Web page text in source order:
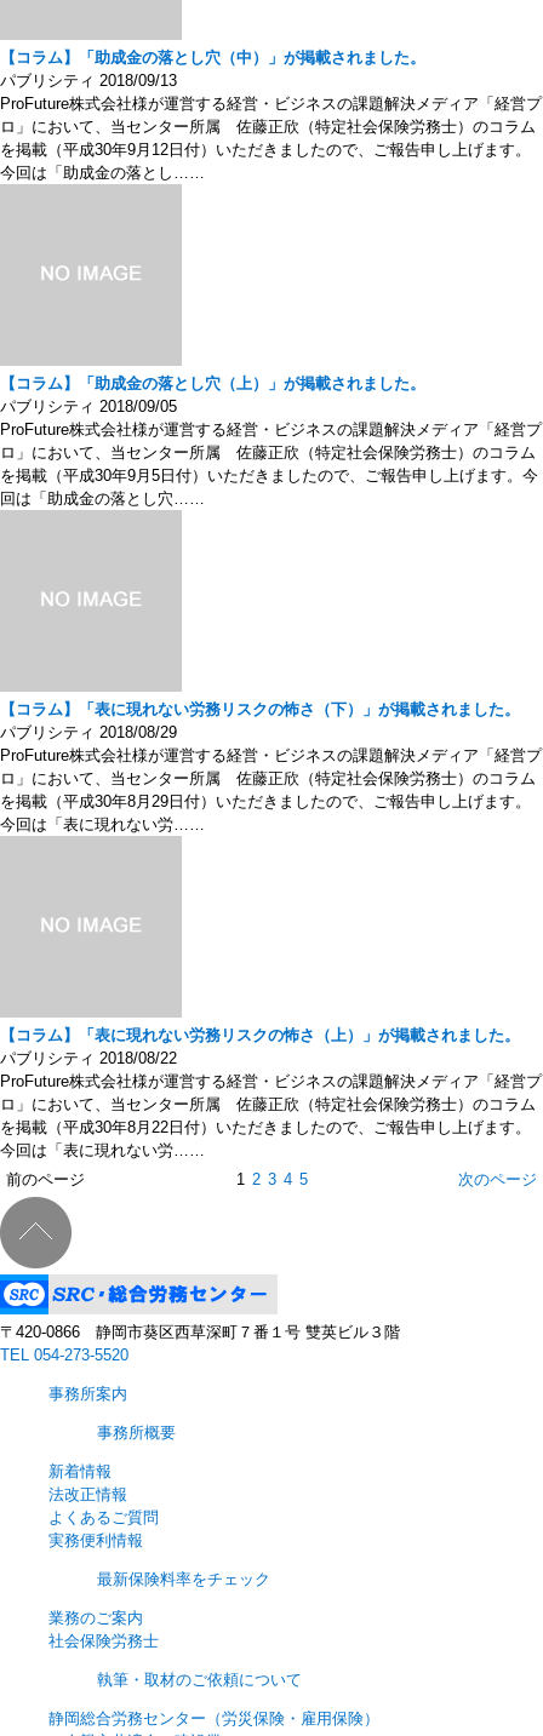
【コラム】「助成金の落とし穴（中）」が掲載されました。
パブリシティ 2018/09/13
ProFuture株式会社様が運営する経営・ビジネスの課題解決メディア「経営プ
ロ」において、当センター所属 佐藤正欣（特定社会保険労務士）のコラム
を掲載（平成30年9月12日付）いただきましたので、ご報告申し上げます。
今回は「助成金の落とし……
【コラム】「助成金の落とし穴（上）」が掲載されました。
パブリシティ 2018/09/05
ProFuture株式会社様が運営する経営・ビジネスの課題解決メディア「経営プ
ロ」において、当センター所属 佐藤正欣（特定社会保険労務士）のコラム
を掲載（平成30年9月5日付）いただきましたので、ご報告申し上げます。今
回は「助成金の落とし穴……
【コラム】「表に現れない労務リスクの怖さ（下）」が掲載されました。
パブリシティ 2018/08/29
ProFuture株式会社様が運営する経営・ビジネスの課題解決メディア「経営プ
ロ」において、当センター所属 佐藤正欣（特定社会保険労務士）のコラム
を掲載（平成30年8月29日付）いただきましたので、ご報告申し上げます。
今回は「表に現れない労……
【コラム】「表に現れない労務リスクの怖さ（上）」が掲載されました。
パブリシティ 2018/08/22
ProFuture株式会社様が運営する経営・ビジネスの課題解決メディア「経営プ
ロ」において、当センター所属 佐藤正欣（特定社会保険労務士）のコラム
を掲載（平成30年8月22日付）いただきましたので、ご報告申し上げます。
今回は「表に現れない労……
前のページ
次のページ
1 2 3 4 5
〒420‐0866 静岡市葵区西草深町７番１号 雙英ビル３階
TEL 054-273-5520
事務所案内
事務所概要
新着情報
法改正情報
よくあるご質問
実務便利情報
最新保険料率をチェック
業務のご案内
社会保険労務士
執筆・取材のご依頼について
静岡総合労務センター（労災保険・雇用保険）